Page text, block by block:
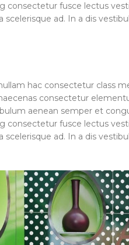
consectetur fusce lectus
ad. In a dis
hac consectetur class
consectetur
aenean semper et
consectetur fusce lectus
ad. In a dis